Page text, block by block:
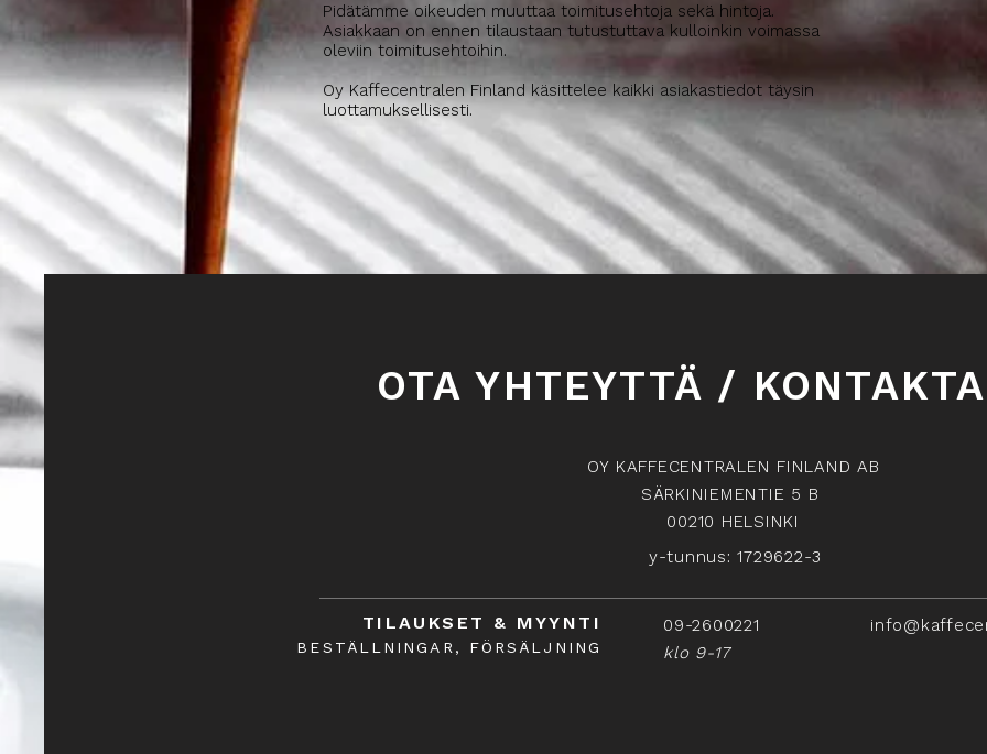
Pidätämme oikeuden muuttaa toimitusehtoja sekä hintoja.
Asiakkaan on ennen tilaustaan tutustuttava kulloinkin voimassa
oleviin toimitusehtoihin.
Oy Kaffecentralen Finland käsittelee kaikki asiakastiedot täysin
luottamuksellisesti.
OTA YHTEYTTÄ /
OY KAFFECENTRALEN FINLAND AB
SÄRKINIEMENTIE 5 B
00210 HELSINKI
y-tunnus: 1729622-3
TILAUKSET & MYYNTI
BESTÄLLNINGAR, FÖRSÄLJNING
09-2600221
klo 9-17